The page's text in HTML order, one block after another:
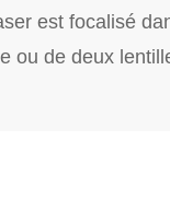
est focalisé
ou de deux